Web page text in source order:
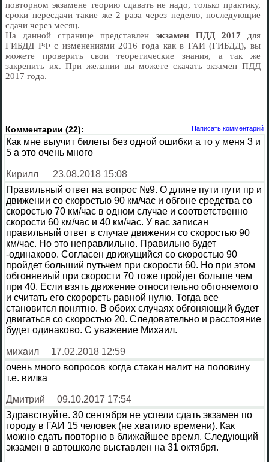
повторном экзамене теорию сдавать не надо, только практику,
сроки пересдачи такие же 2 раза через неделю, последующие
сдачи через месяц.
На данной странице представлен экзамен ПДД 2017 для
ГИБДД РФ с изменениями 2016 года как в ГАИ (ГИБДД), вы
можете проверить свои теоретические знания, а так же
закрепить их. При желании вы можете скачать экзамен ПДД
2017 года.
Комментарии (22): Написать комментарий
Как мне выучит билеты без одной ошибки а то у меня 3 и
5 а это очень много
Кирилл
23.08.2018 15:08
Правильный ответ на вопрос №9. О длине пути пути пр и
движении со скоростью 90 км/час и обгоне средства со
скоростью 70 км/час в одном случае и соответственно
скорости 60 км/час и 40 км/час. У вас записан
правильный ответ в случае движения со скоростью 90
км/час. Но это неправлильно. Правильно будет
-одинаково. Согласен движущийся со скоростью 90
пройдет больший путьчем при скорости 60. Но при этом
обгоняеиый при скорости 70 тоже пройдет больше чем
при 40. Если взять движение относительно обгоняемого
и считать его скорорсть равной нулю. Тогда все
становится понятно. В обоих случаях обгоняющий будет
двигаться со скоростью 20. Следовательно и расстояние
будет одинаково. С уважение Михаил.
михаил
17.02.2018 12:59
очень много вопросов когда стакан налит на половину
т.е. вилка
Дмитрий
09.10.2017 17:54
Здравствуйте. 30 сентября не успели сдать экзамен по
городу в ГАИ 15 человек (не хватило времени). Как
можно сдать повторно в ближайшее время. Следующий
экзамен в автошколе выставлен на 31 октября.